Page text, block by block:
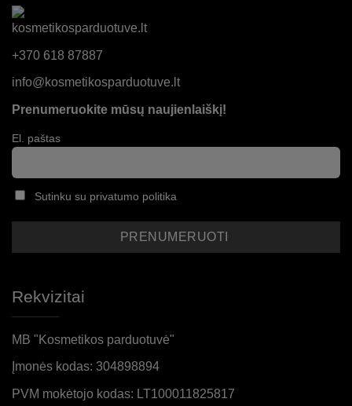
+370 618 87887
info@kosmetikosparduotuve.lt
Prenumeruokite mūsų naujienlaiškį!
El. paštas
Sutinku su privatumo politika
Rekvizitai
MB "Kosmetikos parduotuvė"
Įmonės kodas: 304898894
PVM mokėtojo kodas: LT100011825817